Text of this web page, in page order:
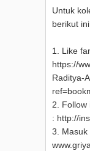
Untuk
berikut
1. Like
https://
Raditya-
2. Follow
: http://
3. Masuk